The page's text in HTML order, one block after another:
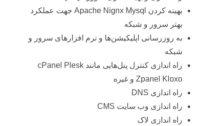
بهینه کردن Apache Nignx Mysql جهت عملکرد
بهتر سرور و شبکه
به روزرسانی اپلیکیشن‌ها و نرم افزارهای سرور و
شبکه
راه اندازی کنترل پنل‌هایی مانند cPanel Plesk
Zpanel Kloxo و غیره
راه اندازی DNS
راه اندازی وب سایت CMS
راه اندازی لاک